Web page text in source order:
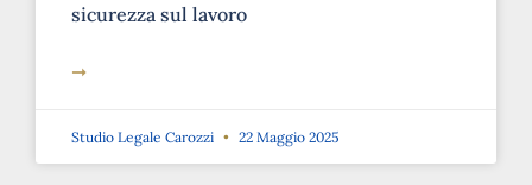
sicurezza sul lavoro
➞
Studio Legale Carozzi 22 Maggio 2025